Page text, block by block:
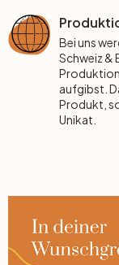
Büro
Bei uns
Schweiz &
aufgibst.
Produkt,
Unikat.